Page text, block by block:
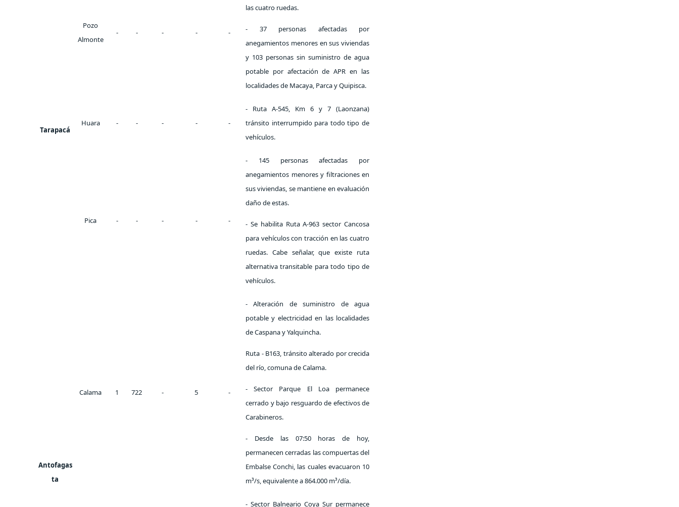
Tarapacá
Pozo
Almonte
- - - - -
las cuatro ruedas.
- 37 personas afectadas por
anegamientos menores en sus viviendas
y 103 personas sin suministro de agua
potable por afectación de APR en las
localidades de Macaya, Parca y Quipisca.
Huara - - - - -
- Ruta A-545, Km 6 y 7 (Laonzana)
tránsito interrumpido para todo tipo de
vehículos.
Pica - - - - -
- 145 personas afectadas por
anegamientos menores y filtraciones en
sus viviendas, se mantiene en evaluación
daño de estas.
- Se habilita Ruta A-963 sector Cancosa
para vehículos con tracción en las cuatro
ruedas. Cabe señalar, que existe ruta
alternativa transitable para todo tipo de
vehículos.
Antofagas
ta
Calama 1 722 - 5 -
- Alteración de suministro de agua
potable y electricidad en las localidades
de Caspana y Yalquincha.
Ruta - B163, tránsito alterado por crecida
del río, comuna de Calama.
- Sector Parque El Loa permanece
cerrado y bajo resguardo de efectivos de
Carabineros.
- Desde las 07:50 horas de hoy,
permanecen cerradas las compuertas del
Embalse Conchi, las cuales evacuaron 10
m³/s, equivalente a 864.000 m³/día.
- Sector Balneario Coya Sur permanece